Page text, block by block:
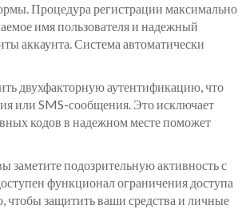
Процедура регистрации максимально
имя пользователя и надежный
аккаунта. Система автоматически
двухфакторную аутентификацию, что
или SMS-сообщения. Это исключает
кодов в надежном месте поможет
заметите подозрительную активность с
функционал ограничения доступа
чтобы защитить ваши средства и личные